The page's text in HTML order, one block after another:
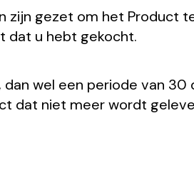
zijn gezet om het Product
dat u hebt gekocht.
wel een periode van 30
dat niet meer wordt